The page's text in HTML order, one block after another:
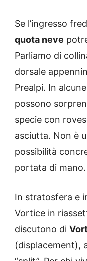
Se l’ingresso
quota neve
Parliamo di
dorsale
Prealpi. In
possono
specie con
asciutta. Non è
possibilità
portata di mano.
In stratosfera e
Vortice in
discutono di
(displacement),